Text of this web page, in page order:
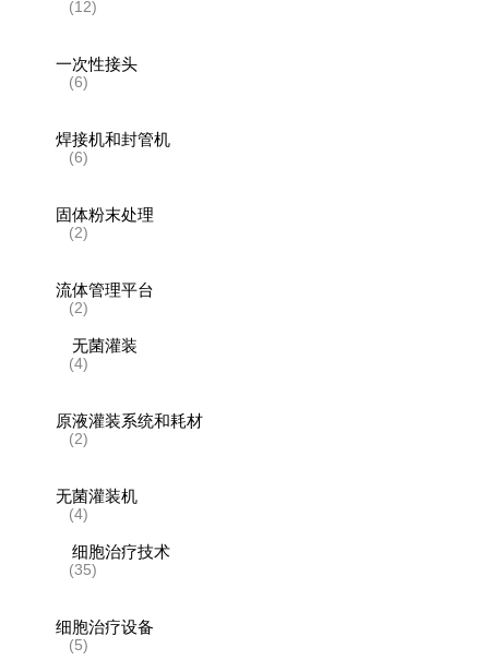
(12)
一次性接头
(6)
焊接机和封管机
(6)
固体粉末处理
(2)
流体管理平台
(2)
无菌灌装
(4)
原液灌装系统和耗材
(2)
无菌灌装机
(4)
细胞治疗技术
(35)
细胞治疗设备
(5)